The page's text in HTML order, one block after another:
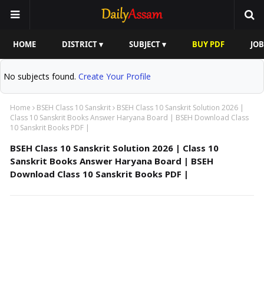
HOME DISTRICT ▾ SUBJECT ▾ BUY PDF
No subjects found. Create Your Profile
Home BSEH Class 10 Sanskrit
BSEH Class 10 Sanskrit Solution 2026 |
Class 10 Sanskrit Books Answer Haryana Board | BSEH Download Class
10 Sanskrit Books PDF |
BSEH Class 10 Sanskrit Solution 2026 | Class 10
Sanskrit Books Answer Haryana Board | BSEH
Download Class 10 Sanskrit Books PDF |